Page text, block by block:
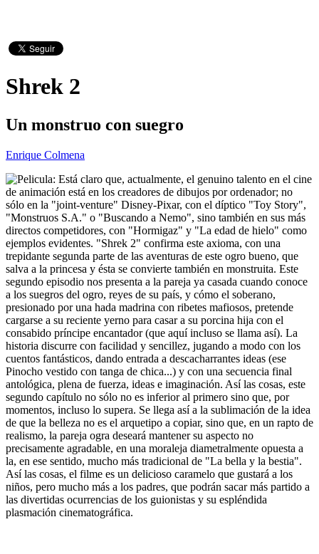
Shrek 2
Un monstruo con suegro
Enrique Colmena
Está claro que, actualmente, el genuino talento en el cine
de animación está en los creadores de dibujos por ordenador; no
sólo en la "joint-venture" Disney-Pixar, con el díptico "Toy Story",
"Monstruos S.A." o "Buscando a Nemo", sino también en sus más
directos competidores, con "Hormigaz" y "La edad de hielo" como
ejemplos evidentes. "Shrek 2" confirma este axioma, con una
trepidante segunda parte de las aventuras de este ogro bueno, que
salva a la princesa y ésta se convierte también en monstruita. Este
segundo episodio nos presenta a la pareja ya casada cuando conoce
a los suegros del ogro, reyes de su país, y cómo el soberano,
presionado por una hada madrina con ribetes mafiosos, pretende
cargarse a su reciente yerno para casar a su porcina hija con el
consabido príncipe encantador (que aquí incluso se llama así). La
historia discurre con facilidad y sencillez, jugando a modo con los
cuentos fantásticos, dando entrada a descacharrantes ideas (ese
Pinocho vestido con tanga de chica...) y con una secuencia final
antológica, plena de fuerza, ideas e imaginación. Así las cosas, este
segundo capítulo no sólo no es inferior al primero sino que, por
momentos, incluso lo supera. Se llega así a la sublimación de la idea
de que la belleza no es el arquetipo a copiar, sino que, en un rapto de
realismo, la pareja ogra deseará mantener su aspecto no
precisamente agradable, en una moraleja diametralmente opuesta a
la, en ese sentido, mucho más tradicional de "La bella y la bestia".
Así las cosas, el filme es un delicioso caramelo que gustará a los
niños, pero mucho más a los padres, que podrán sacar más partido a
las divertidas ocurrencias de los guionistas y su espléndida
plasmación cinematográfica.